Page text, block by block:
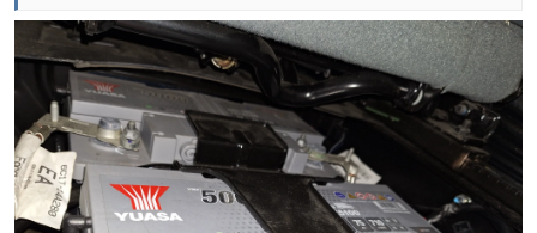
Edit.
Laitoin siihen auton omaankin hupiakkuun 5a ylläpitolaturin
kiinteäksi. Se defan 10a systeemi tietty olis paras.
Edit2.
Niin toi 100ah on riittävä diesel-lämmittimelle ja jääkaapille.
"Oikeissa" matkailuautoissa on sähköntarve aivan jotain muuta ja
samoin on tasokkaammat systeemitkin.